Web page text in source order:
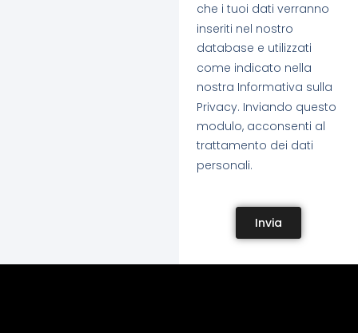
che i tuoi dati verranno
inseriti nel nostro
database e utilizzati
come indicato nella
nostra Informativa sulla
Privacy. Inviando questo
modulo, acconsenti al
trattamento dei dati
personali.
Invia